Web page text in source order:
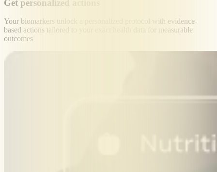
Get personalized actions
Your biomarkers unlock a personalized protocol with evidence-
based actions tailored to your exact health data for measurable
outcomes